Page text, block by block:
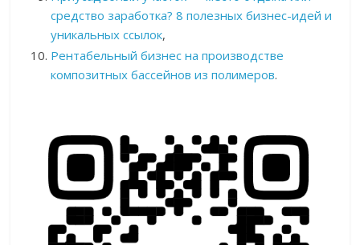
средство заработка? 8 полезных бизнес-идей и
уникальных ссылок,
Рентабельный бизнес на производстве
композитных бассейнов из полимеров.